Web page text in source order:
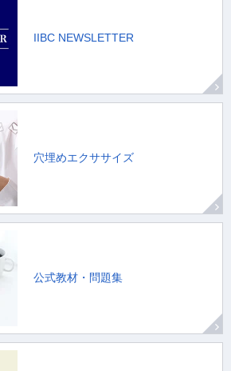
IIBC NEWSLETTER
穴埋めエクササイズ
公式教材・問題集